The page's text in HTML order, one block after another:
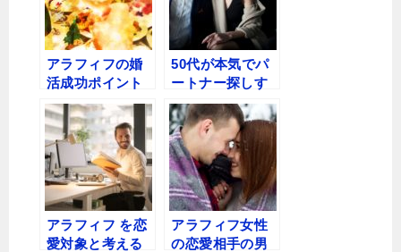
アラフィフの婚
活成功ポイント
を探る〜結婚し
たいアラフィフ
必見！
50代が本気でパ
ートナー探しす
るにはどうすれ
ばいい？その２
アラフィフ を恋
愛対象と考える
アラフィフ女性
の恋愛相手の男